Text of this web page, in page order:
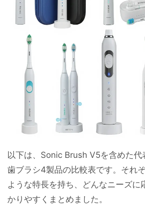
以下は、Sonic Brush V5を含めた代
歯ブラシ4製品の比較表です。それ
ような特長を持ち、どんなニーズに
かりやすくまとめました。